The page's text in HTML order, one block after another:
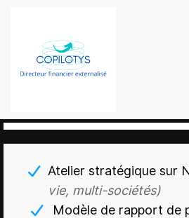
Atelier stratégique sur
vie, multi-sociétés)
Modèle de rapport de